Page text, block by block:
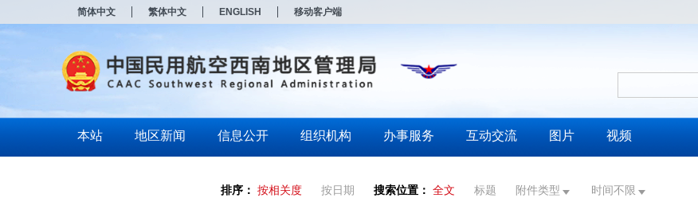
简体中文 繁体中文 ENGLISH 移动客户端
本站 地区新闻 信息公开 组织机构 办事服务 互动交流 图片 视频
排序： 按相关度 按日期 搜索位置： 全文 标题 附件类型 时间不限